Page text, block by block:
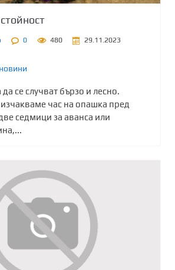
0 480 29.11.2023
новини
се случват бързо и лесно.
час на опашка пред
седмици за аванса или